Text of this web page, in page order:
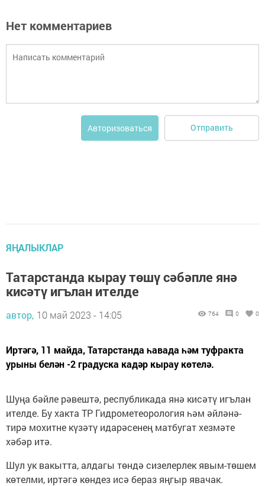
Нет комментариев
Авторизоваться Отправить
ЯҢАЛЫКЛАР
Татарстанда кырау төшү сәбәпле янә
кисәтү игълан ителде
автор, 10 май 2023 - 14:05 764 0 0
Иртәгә, 11 майда, Татарстанда һавада һәм туфракта
урыны белән -2 градуска кадәр кырау көтелә.
Шуңа бәйле рәвештә, республикада янә кисәтү игълан
ителде. Бу хакта ТР Гидрометеорология һәм әйләнә-
тирә мохитне күзәтү идарәсенең матбугат хезмәте
хәбәр итә.
Шул ук вакытта, алдагы төндә сизелерлек явым-төшем
көтелми, иртәгә көндез исә бераз яңгыр явачак.